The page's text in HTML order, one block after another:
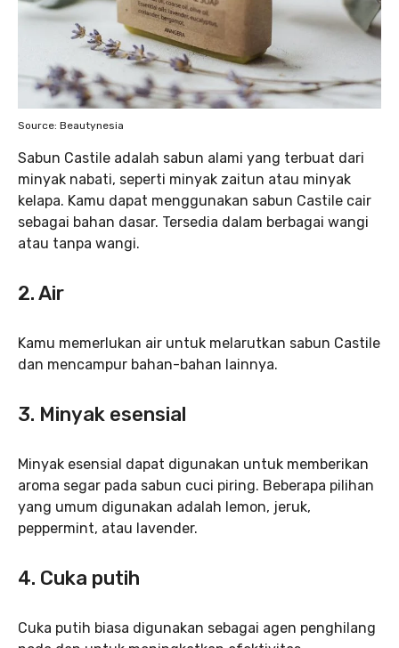
Source: Beautynesia
Sabun Castile adalah sabun alami yang terbuat dari
minyak nabati, seperti minyak zaitun atau minyak
kelapa. Kamu dapat menggunakan sabun Castile cair
sebagai bahan dasar. Tersedia dalam berbagai wangi
atau tanpa wangi.
2. Air
Kamu memerlukan air untuk melarutkan sabun Castile
dan mencampur bahan-bahan lainnya.
3. Minyak esensial
Minyak esensial dapat digunakan untuk memberikan
aroma segar pada sabun cuci piring. Beberapa pilihan
yang umum digunakan adalah lemon, jeruk,
peppermint, atau lavender.
4. Cuka putih
Cuka putih biasa digunakan sebagai agen penghilang